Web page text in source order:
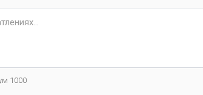
1000